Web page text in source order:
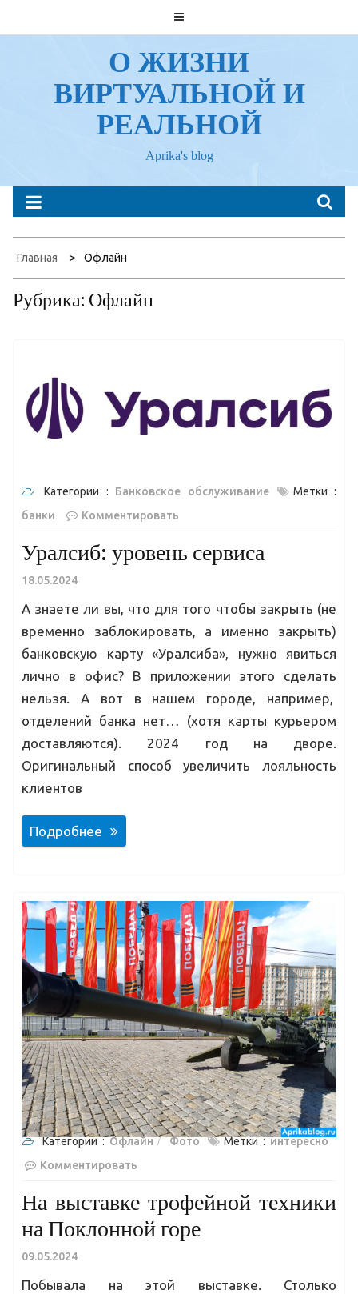
О ЖИЗНИ
ВИРТУАЛЬНОЙ И
РЕАЛЬНОЙ
Aprika's blog
Главная Офлайн
Рубрика: Офлайн
Категории : Банковское обслуживание
Метки :
банки
Комментировать
Уралсиб: уровень сервиса
18.05.2024
А знаете ли вы, что для того чтобы закрыть (не
временно заблокировать, а именно закрыть)
банковскую карту «Уралсиба», нужно явиться
лично в офис? В приложении этого сделать
нельзя. А вот в нашем городе, например,
отделений банка нет… (хотя карты курьером
доставляются). 2024 год на дворе.
Оригинальный способ увеличить лояльность
клиентов
Подробнее
Категории :Офлайн Фото Метки :интересно
Комментировать
На выставке трофейной техники
на Поклонной горе
09.05.2024
Побывала на этой выставке. Столько